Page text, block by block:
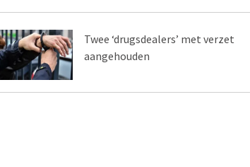
Twee ‘drugsdealers’ met verzet
aangehouden